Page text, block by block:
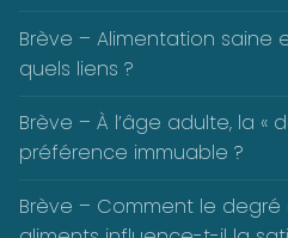
Brève – Alimentation saine
quels liens ?
Brève – À l’âge adulte, la «
préférence immuable ?
Brève – Comment le